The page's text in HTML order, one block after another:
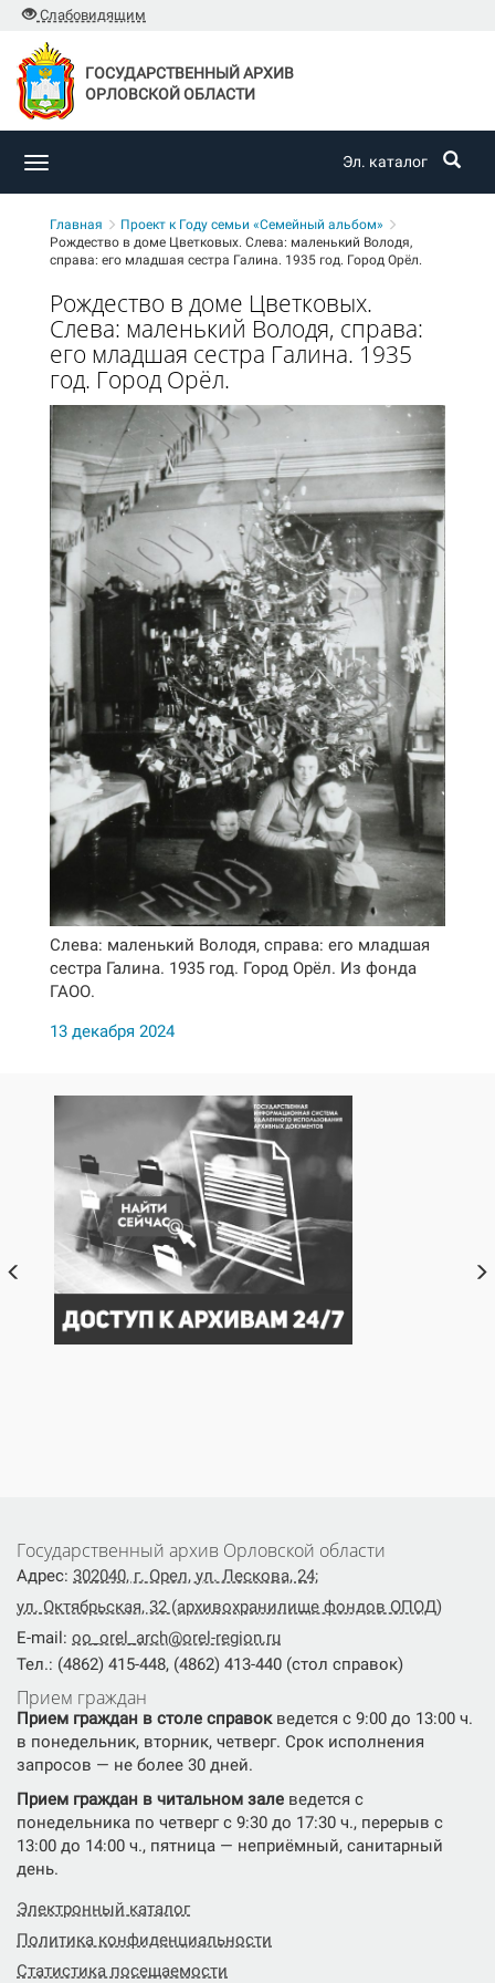
Слабовидящим
ГОСУДАРСТВЕННЫЙ АРХИВ
ОРЛОВСКОЙ ОБЛАСТИ
Toggle
Эл. каталог
Главная
Проект к Году семьи «Семейный альбом»
Рождество в доме Цветковых. Слева: маленький Володя,
справа: его младшая сестра Галина. 1935 год. Город Орёл.
Рождество в доме Цветковых.
Слева: маленький Володя, справа:
его младшая сестра Галина. 1935
год. Город Орёл.
Слева: маленький Володя, справа: его младшая
сестра Галина. 1935 год. Город Орёл. Из фонда
ГАОО.
13 декабря 2024
Государственный архив Орловской области
Адрес: 302040, г. Орел, ул. Лескова, 24;
ул. Октябрьская, 32 (архивохранилище фондов ОПОД)
E-mail: oo_orel_arch@orel-region.ru
Тел.: (4862) 415-448, (4862) 413-440 (стол справок)
Прием граждан
Прием граждан в столе справокведется с 9:00 до 13:00 ч.
в понедельник, вторник, четверг. Срок исполнения
запросов — не более 30 дней.
Прием граждан в читальном зале ведется с
понедельника по четверг с 9:30 до 17:30 ч., перерыв с
13:00 до 14:00 ч., пятница — неприёмный, санитарный
день.
Электронный каталог
Политика конфиденциальности
Статистика посещаемости